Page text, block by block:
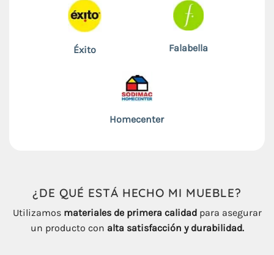
Éxito Falabella
Homecenter
¿DE QUÉ ESTÁ HECHO MI MUEBLE?
Utilizamos materiales de primera calidadpara asegurar
un producto con alta satisfacción y durabilidad.